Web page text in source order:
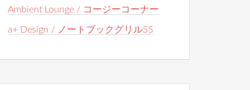
Ambient Lounge / コージーコーナー
a+ Design / ノートブックグリルSS